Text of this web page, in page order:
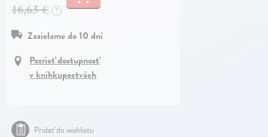
16,63 € ?
Zasielame do 10 dní
Pozrieť dostupnosť
v kníhkupectvách
Pridať do wishlistu